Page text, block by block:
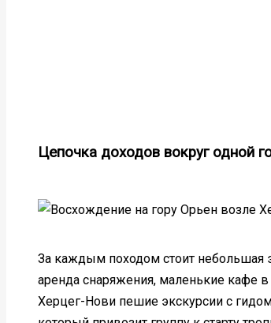
Цепочка доходов вокруг одной
За каждым походом стоит небольшая
аренда снаряжения, маленькие кафе
Херцег-Нови пешие экскурсии с